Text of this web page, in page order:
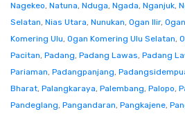
Nagekeo, Natuna, Nduga, Ngada, Nganjuk,
Selatan, Nias Utara, Nunukan, Ogan Ilir,
Komering Ulu, Ogan Komering Ulu Selatan,
Pacitan, Padang, Padang Lawas, Padang
Pariaman, Padangpanjang,
Bharat, Palangkaraya, Palembang, Palopo,
Pandeglang, Pangandaran, Pangkajene,